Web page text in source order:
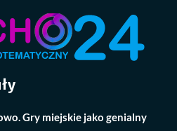
Gry miejskie jako genialny